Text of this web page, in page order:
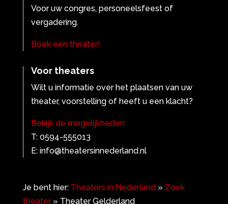
Voor uw congres, personeelsfeest of
vergadering.
Boek een theater!
Voor theaters
Wilt u informatie over het plaatsen van uw
theater, voorstelling of heeft u een klacht?
Bekijk de mogelijkheden
T: 0594-555013
E: info@theatersinnederland.nl
Je bent hier: Theaters in Nederland» Zoek
theater» Theater Gelderland